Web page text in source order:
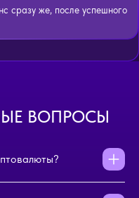
сразу же, после успешного
ВОПРОСЫ